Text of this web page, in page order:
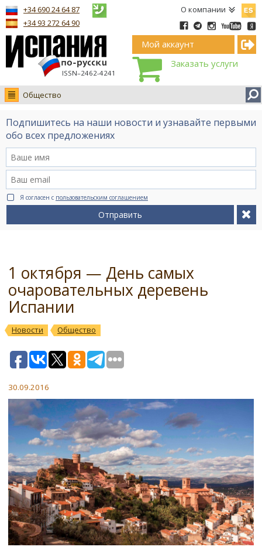
О компании
ISSN–2462-4241
+34 690 24 64 87
+34 93 272 64 90
Мой аккаунт
Заказать услуги
Общество
Новости
Интервью
Видео Ruso.TV
BCN life
Сервис на немецком
Подпишитесь на наши новости и узнавайте первыми
обо всех предложениях
Я согласен с пользовательским соглашением
Отправить
1 октября — День самых
очаровательных деревень
Испании
Новости Общество
30.09.2016